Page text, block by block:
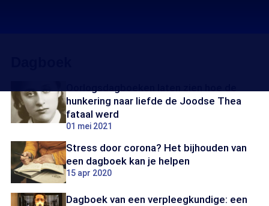
hunkering naar liefde de Joodse Thea
fataal werd
01 mei 2021
Stress door corona? Het bijhouden van
een dagboek kan je helpen
15 apr 2020
Dagboek van een verpleegkundige: een